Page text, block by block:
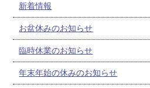
新着情報
お盆休みのお知らせ
臨時休業のお知らせ
年末年始の休みのお知らせ